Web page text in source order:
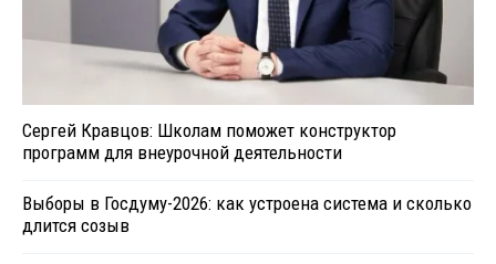
Сергей Кравцов: Школам поможет конструктор
программ для внеурочной деятельности
Выборы в Госдуму-2026: как устроена система и сколько
длится созыв